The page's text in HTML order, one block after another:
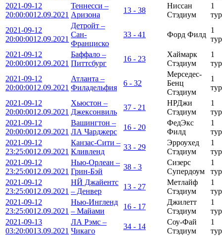
2021-09-12
20:00:0012.09.2021
Теннесси –
Аризона
13 - 38
Ниссан
Стэдиум
1
тур
2021-09-12
20:00:0012.09.2021
Детройт –
Сан-
Франциско
33 - 41 Форд Филд
1
тур
2021-09-12
20:00:0012.09.2021
Баффало –
Питтсбург
16 - 23
Хаймарк
Стэдиум
1
тур
2021-09-12
20:00:0012.09.2021
Атланта –
Филадельфия
6 - 32
Мерседес-
Бенц
Стэдиум
1
тур
2021-09-12
20:00:0012.09.2021
Хьюстон –
Джексонвиль
37 - 21
НРДжи
Стэдиум
1
тур
2021-09-12
20:00:0012.09.2021
Вашингтон –
ЛА Чарджерс
16 - 20
ФедЭкс
Филд
1
тур
2021-09-12
23:25:0012.09.2021
Канзас-Сити –
Кливленд
33 - 29
Эрроухед
Стэдиум
1
тур
2021-09-12
23:25:0012.09.2021
Нью-Орлеан –
Грин-Бэй
38 - 3
Сизерс
Супердоум
1
тур
2021-09-12
23:25:0012.09.2021
НЙ Джайентс
– Денвер
13 - 27
Метлайф
Стэдиум
1
тур
2021-09-12
23:25:0012.09.2021
Нью-Ингленд
– Майами
16 - 17
Джилетт
Стэдиум
1
тур
2021-09-13
03:20:0013.09.2021
ЛА Рэмс –
Чикаго
34 - 14
Соу-Фай
Стэдиум
1
тур